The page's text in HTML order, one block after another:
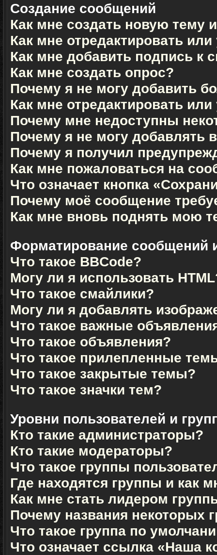
Создание сообщений
Как мне создать новую тему
Как мне отредактировать
Как мне добавить подпись к
Как мне создать опрос?
Почему я не могу добавить
Как мне отредактировать
Почему мне недоступны
Почему я не могу добавлять
Почему я получил
Как мне пожаловаться на
Что означает кнопка
Почему моё сообщение
Как мне вновь поднять мою
Форматирование сообщений
Что такое BBCode?
Могу ли я использовать
Что такое смайлики?
Могу ли я добавлять
Что такое важные
Что такое объявления?
Что такое прилепленные
Что такое закрытые темы?
Что такое значки тем?
Уровни пользователей и
Кто такие администраторы?
Кто такие модераторы?
Что такое группы
Где находятся группы и как
Как мне стать лидером
Почему названия некоторых
Что такое группа по
Что означает ссылка «Наша